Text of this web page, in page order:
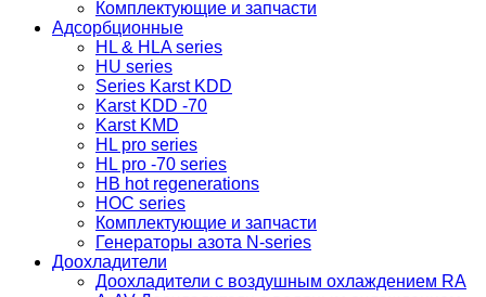
Комплектующие и запчасти
Адсорбционные
HL & HLA series
HU series
Series Karst KDD
Karst KDD -70
Karst KMD
HL pro series
HL pro -70 series
HB hot regenerations
HOC series
Комплектующие и запчасти
Генераторы азота N-series
Доохладители
Доохладители с воздушным охлаждением RA